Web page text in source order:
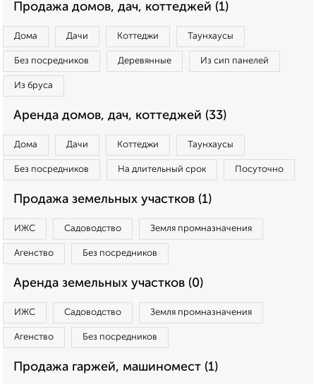
Продажа домов, дач, коттеджей (1)
Дома Дачи Коттеджи Таунхаусы
Без посредников Деревянные Из сип панелей
Из бруса
Аренда домов, дач, коттеджей (33)
Дома Дачи Коттеджи Таунхаусы
Без посредников На длительный срок Посуточно
Продажа земельных участков (1)
ИЖС Садоводство Земля промназначения
Агенство Без посредников
Аренда земельных участков (0)
ИЖС Садоводство Земля промназначения
Агенство Без посредников
Продажа гаржей, машиномест (1)